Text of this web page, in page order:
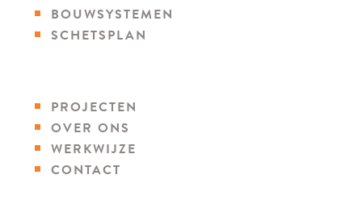
BOUWSYSTEMEN
SCHETSPLAN
PROJECTEN
OVER ONS
WERKWIJZE
CONTACT